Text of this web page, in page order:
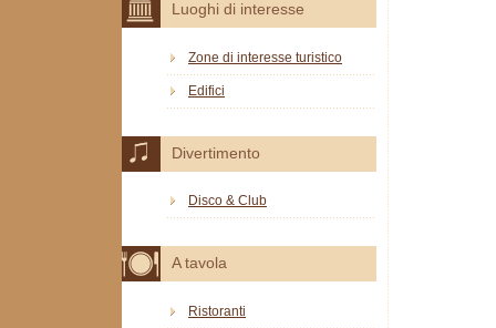
Luoghi di interesse
Zone di interesse turistico
Edifici
Divertimento
Disco & Club
A tavola
Ristoranti